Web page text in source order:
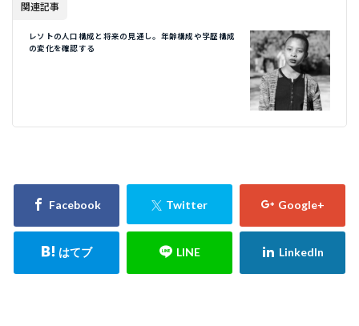
関連記事
レソトの人口構成と将来の見通し。年齢構成や学歴構成
の変化を確認する